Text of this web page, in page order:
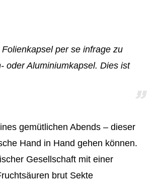
per se infrage zu
oder Aluminiumkapsel. Dies ist
gemütlichen Abends – dieser
Hand in Hand gehen können.
Gesellschaft mit einer
brut Sekte